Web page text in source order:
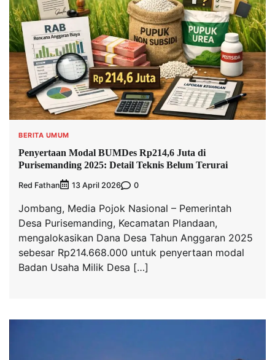
BERITA UMUM
Penyertaan Modal BUMDes Rp214,6 Juta di
Purisemanding 2025: Detail Teknis Belum Terurai
Red Fathan 13 April 2026 0
Jombang, Media Pojok Nasional – Pemerintah
Desa Purisemanding, Kecamatan Plandaan,
mengalokasikan Dana Desa Tahun Anggaran 2025
sebesar Rp214.668.000 untuk penyertaan modal
Badan Usaha Milik Desa […]